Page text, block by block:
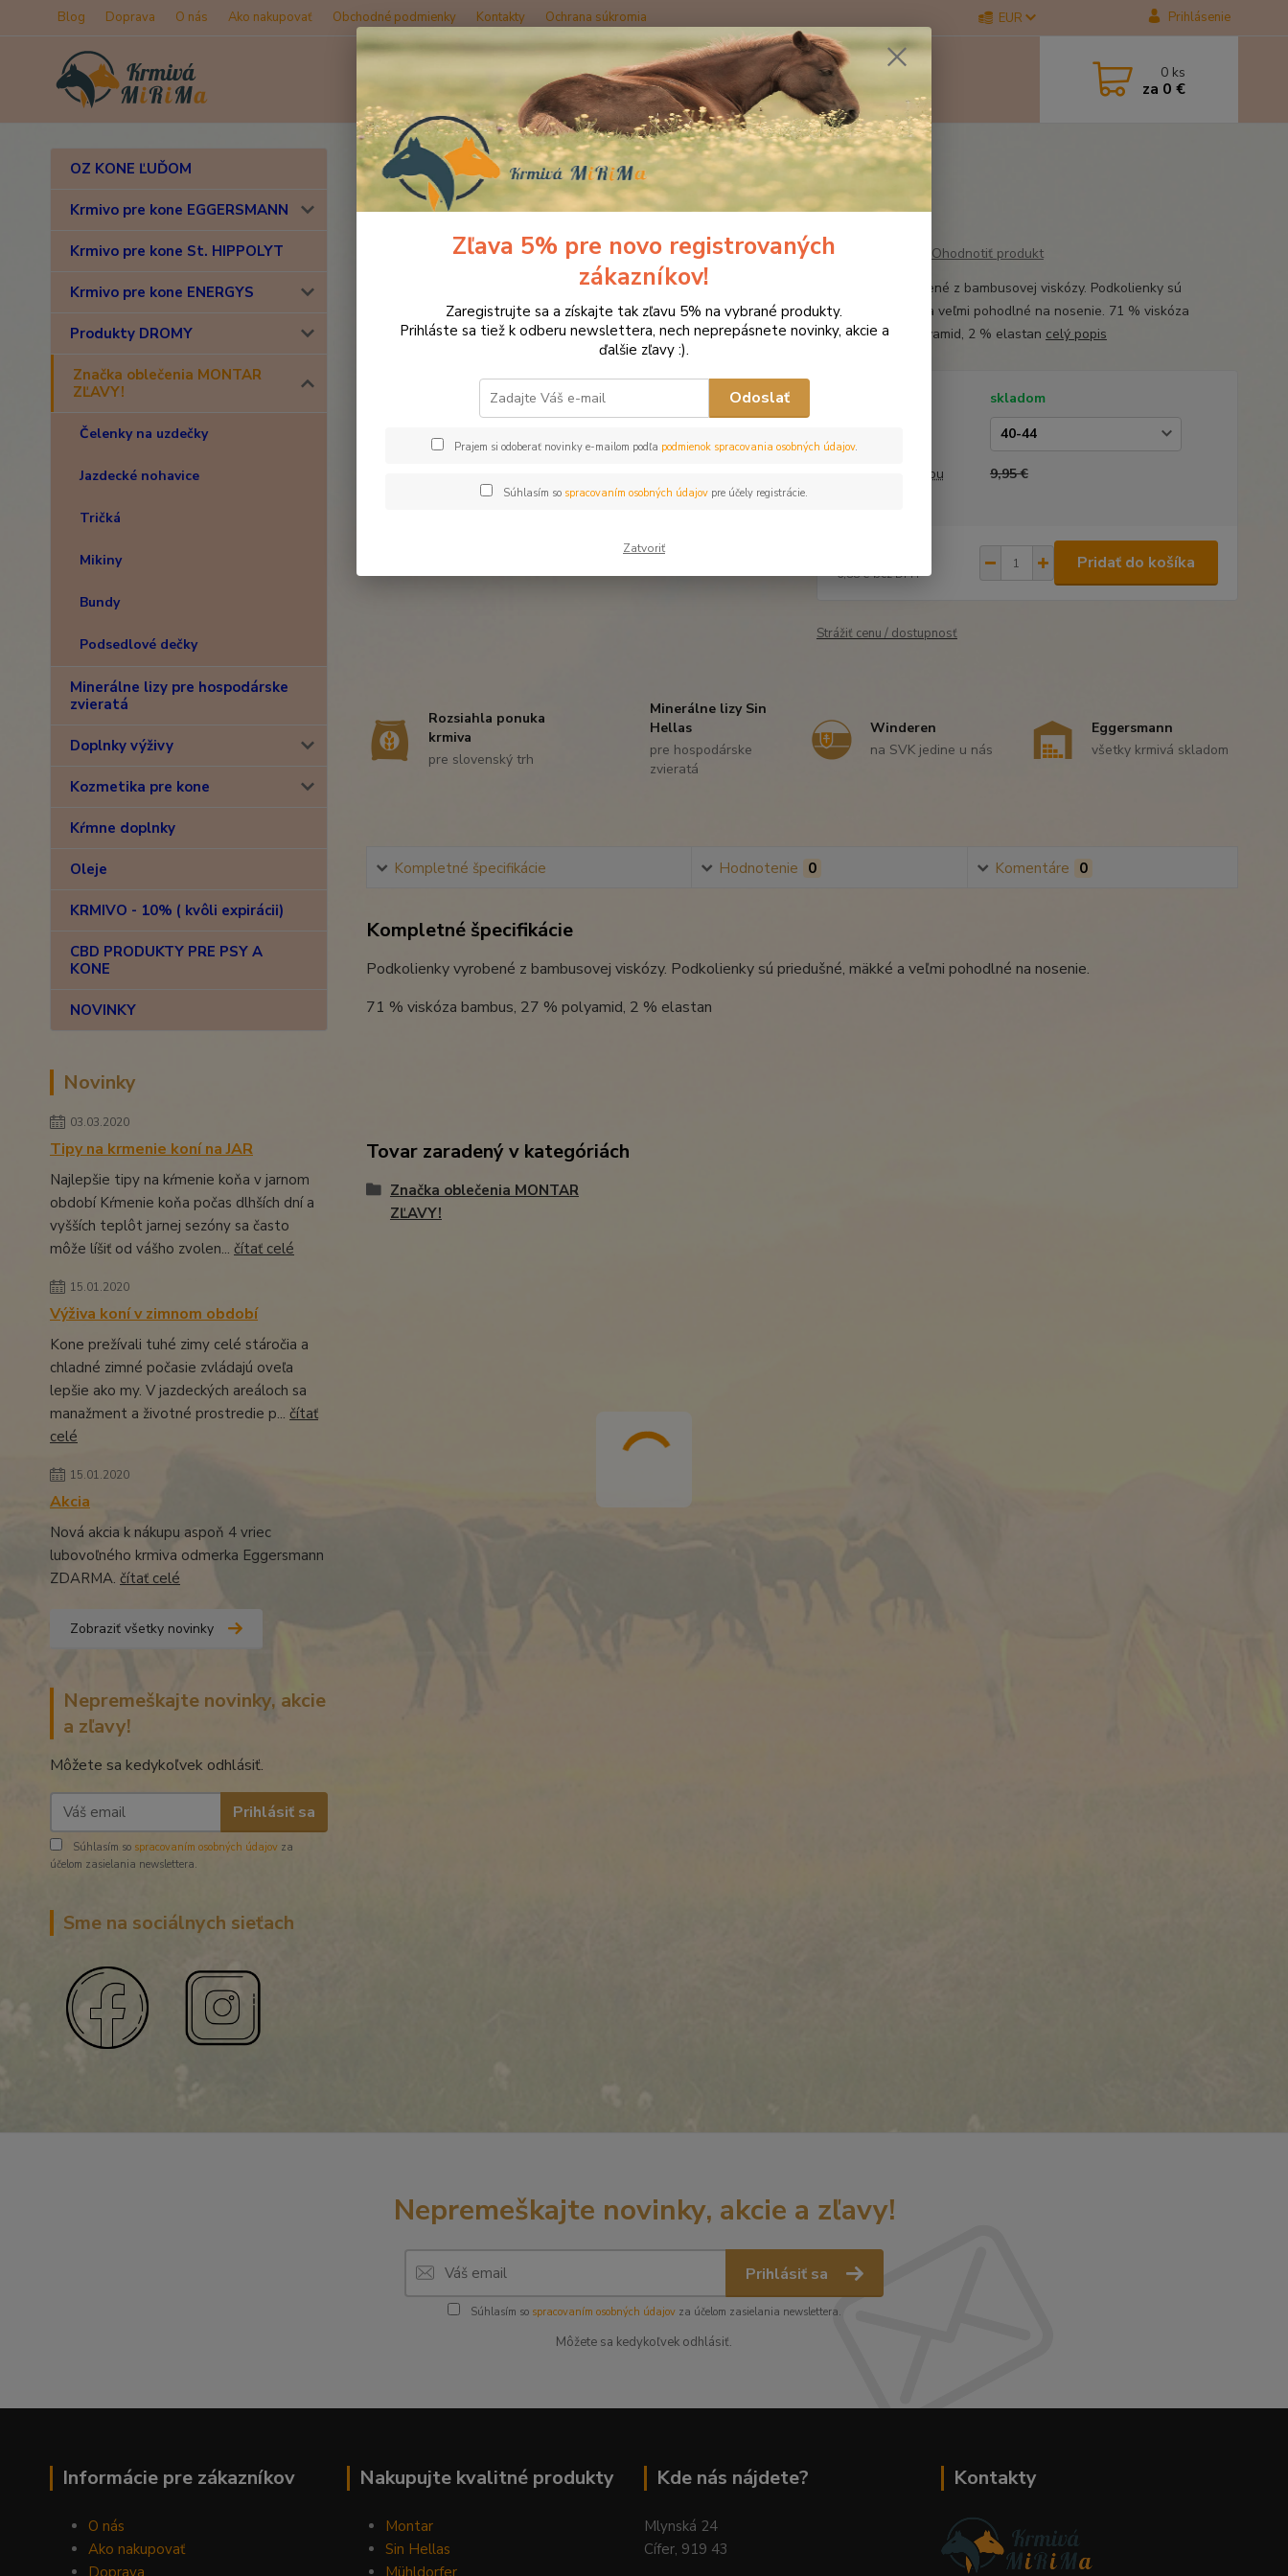
Blog Doprava O nás Ako nakupovať Obchodné podmienky Kontakty Ochrana súkromia EUR Prihlásenie
Hľadať 0 ks
za 0 €
OZ KONE ĽUĎOM
Krmivo pre kone EGGERSMANN
Krmivo pre kone St. HIPPOLYT
Krmivo pre kone ENERGYS
Produkty DROMY
Značka oblečenia MONTAR
ZĽAVY!
Čelenky na uzdečky
Jazdecké nohavice
Tričká
Mikiny
Bundy
Podsedlové dečky
Minerálne lizy pre hospodárske
zvieratá
Doplnky výživy
Kozmetika pre kone
Kŕmne doplnky
Oleje
KRMIVO - 10% ( kvôli expirácii)
CBD PRODUKTY PRE PSY A
KONE
NOVINKY
Novinky
03.03.2020
Tipy na krmenie koní na JAR
Najlepšie tipy na kŕmenie koňa v jarnom
období Kŕmenie koňa počas dlhších dní a
vyšších teplôt jarnej sezóny sa často
môže líšiť od vášho zvolen... čítať celé
15.01.2020
Výživa koní v zimnom období
Kone prežívali tuhé zimy celé stáročia a
chladné zimné počasie zvládajú oveľa
lepšie ako my. V jazdeckých areáloch sa
manažment a životné prostredie p... čítať
celé
15.01.2020
Akcia
Nová akcia k nákupu aspoň 4 vriec
lubovoľného krmiva odmerka Eggersmann
ZDARMA. čítať celé
Zobraziť všetky novinky
Nepremeškajte novinky, akcie
a zľavy!
Môžete sa kedykoľvek odhlásiť.
Prihlásiť sa
Súhlasím so spracovaním osobných údajov za
účelom zasielania newslettera.
Sme na sociálnych sieťach
Úvod Značka oblečenia MONTAR ZĽAVY! MONTAR podkolienky BAMBOO čierne
MONTAR podkolienky BAMBOO čierne
Akcia - 15 %
Ohodnotiť produkt
Podkolienky vyrobené z bambusovej viskózy. Podkolienky sú
priedušné, mäkké a veľmi pohodlné na nosenie. 71 % viskóza
bambus, 27 % polyamid, 2 % elastan celý popis
skladom
Cena pred zľavou 9,95 €
6,88 € bez DPH
Pridať do košíka
Strážiť cenu / dostupnosť
Rozsiahla ponuka
krmiva
pre slovenský trh
Minerálne lizy Sin
Hellas
pre hospodárske
zvieratá
Winderen
na SVK jedine u nás
Eggersmann
všetky krmivá skladom
Kompletné špecifikácie Hodnotenie 0 Komentáre 0
Kompletné špecifikácie
Podkolienky vyrobené z bambusovej viskózy. Podkolienky sú priedušné, mäkké a veľmi pohodlné na nosenie.
71 % viskóza bambus, 27 % polyamid, 2 % elastan
Tovar zaradený v kategóriách
Značka oblečenia MONTAR
ZĽAVY!
Nepremeškajte novinky, akcie a zľavy!
Prihlásiť sa
Súhlasím so spracovaním osobných údajovza účelom zasielania newslettera.
Môžete sa kedykoľvek odhlásiť.
Informácie pre zákazníkov
O nás
Ako nakupovať
Doprava
Nakupujte kvalitné produkty
Montar
Sin Hellas
Mühldorfer
Kde nás nájdete?
Mlynská 24
Cífer, 919 43
Kontakty
Zľava 5% pre novo registrovaných
zákazníkov!
Zaregistrujte sa a získajte tak zľavu 5% na vybrané produkty.
Prihláste sa tiež k odberu newslettera, nech neprepásnete novinky, akcie a
ďalšie zľavy :).
Odoslať
Prajem si odoberať novinky e-mailom podľa podmienok spracovania osobných údajov.
Súhlasím so spracovaním osobných údajov pre účely registrácie.
Zatvoriť